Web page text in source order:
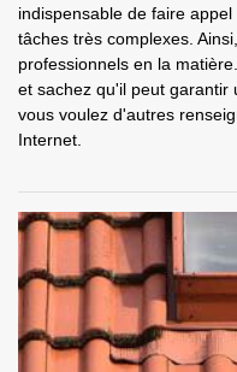
indispensable de faire
tâches très complexes.
professionnels en la
et sachez qu'il peut garantir
vous voulez d'autres
Internet.